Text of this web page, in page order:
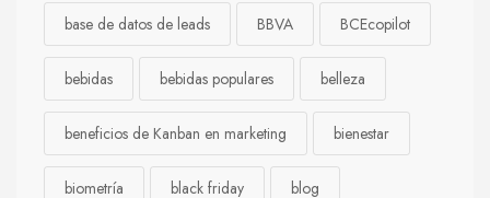
base de datos de leads BBVA BCEcopilot
bebidas bebidas populares belleza
beneficios de Kanban en marketing bienestar
biometría black friday blog